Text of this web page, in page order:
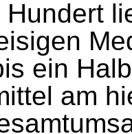
Hundert
ein
am